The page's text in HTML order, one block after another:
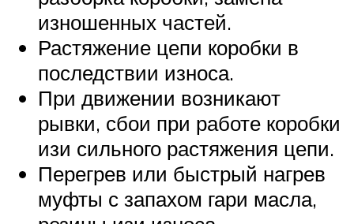
изношенных частей.
Растяжение цепи коробки в
последствии износа.
При движении возникают
рывки, сбои при работе коробки
изи сильного растяжения цепи.
Перегрев или быстрый нагрев
муфты с запахом гари масла,